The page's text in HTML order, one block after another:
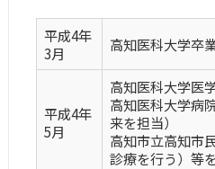
平成4年
3月
高知医科大学卒
平成4年
5月
高知医科大学医
高知医科大学病
来を担当）
高知市立高知市
診療を行う）等